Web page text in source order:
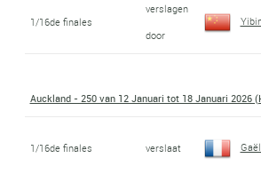
1/16de finales
verslagen
door
Auckland - 250 van 12 Januari tot 18 Januari 2026
1/16de finales verslaat